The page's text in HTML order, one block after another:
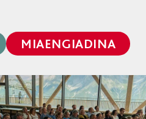
MIAENGIADINA